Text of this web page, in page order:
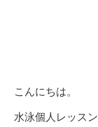
こんにちは。
水泳個人レッスン